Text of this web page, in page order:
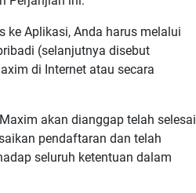
ke Aplikasi, Anda harus melalui
(selanjutnya disebut
di Internet atau secara
akan dianggap telah selesai
pendaftaran dan telah
seluruh ketentuan dalam